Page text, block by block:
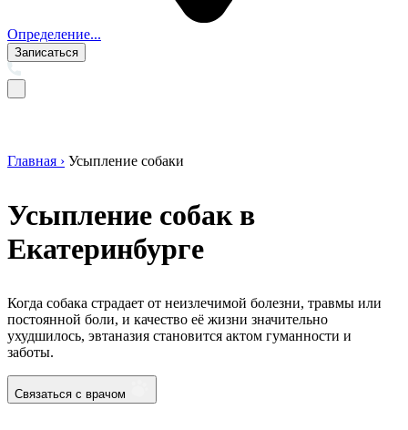
Определение...
Записаться
Главная › Усыпление собаки
Усыпление собак в
Екатеринбурге
Когда собака страдает от неизлечимой болезни, травмы или
постоянной боли, и качество её жизни значительно
ухудшилось, эвтаназия становится актом гуманности и
заботы.
Связаться с врачом